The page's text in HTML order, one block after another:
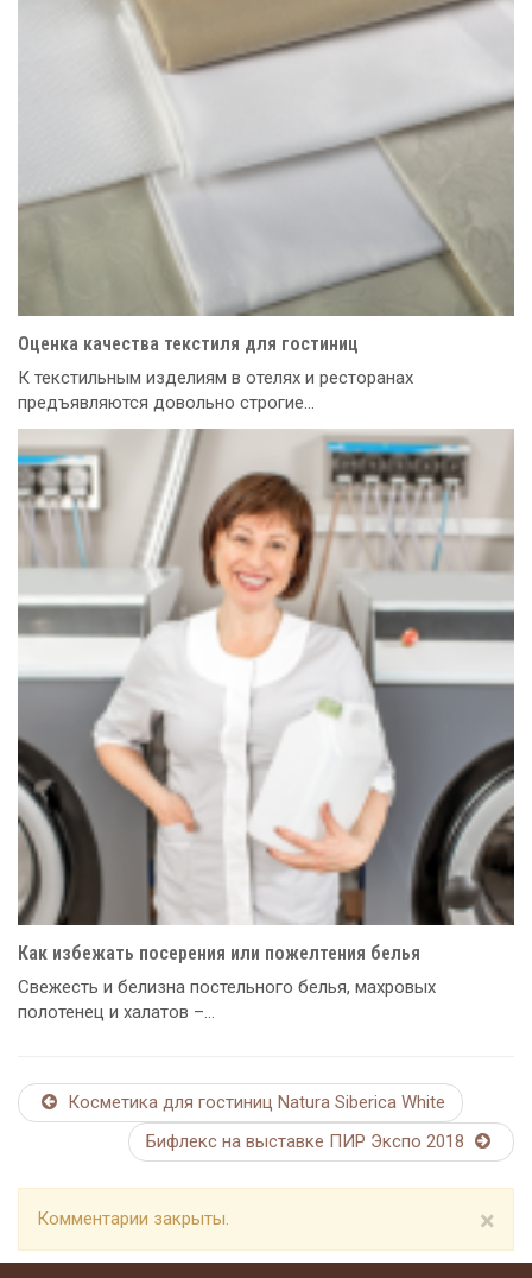
Оценка качества текстиля для гостиниц
К текстильным изделиям в отелях и ресторанах
предъявляются довольно строгие...
Как избежать посерения или пожелтения белья
Cвежесть и белизна постельного белья, махровых
полотенец и халатов –...
Косметика для гостиниц Natura Siberica White
Бифлекс на выставке ПИР Экспо 2018
×
Комментарии закрыты.